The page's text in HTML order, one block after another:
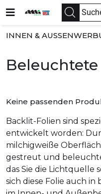
INNEN &
Keine passenden
Backlit-Folien sind
entwickelt worden:
milchigweiße
gestreut und
das Sie die Lichtquelle
sich diese Folie auch